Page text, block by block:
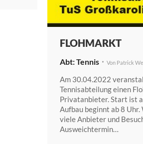
FLOHMARKT
Tennis Von Patrick
Am 30.04.2022
Tennisabteilung einen
Privatanbieter. Start ist
Aufbau beginnt ab 8
viele Anbieter und
Ausweichtermin…